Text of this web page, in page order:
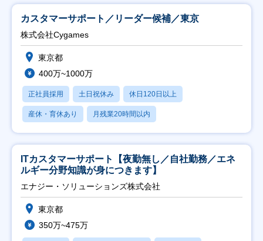
カスタマーサポート／リーダー候補／東京
株式会社Cygames
東京都
400万~1000万
正社員採用 土日祝休み 休日120日以上
産休・育休あり 月残業20時間以内
ITカスタマーサポート【夜勤無し／自社勤務／エネ
ルギー分野知識が身につきます】
エナジー・ソリューションズ株式会社
東京都
350万~475万